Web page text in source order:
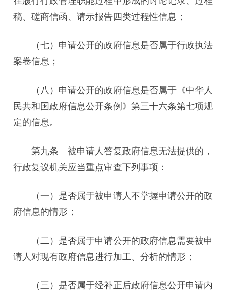
稿、磋商信函、请示报告四类过程性信息；
（七）申请公开的政府信息是否属于行政执法
案卷信息；
（八）申请公开的政府信息是否属于《中华人
民共和国政府信息公开条例》第三十六条第七项规
定的信息。
第九条 被申请人答复政府信息无法提供的，
行政复议机关应当重点审查下列事项：
（一）是否属于被申请人不掌握申请公开的政
府信息的情形；
（二）是否属于申请公开的政府信息需要被申
请人对现有政府信息进行加工、分析的情形；
（三）是否属于经补正后政府信息公开申请内